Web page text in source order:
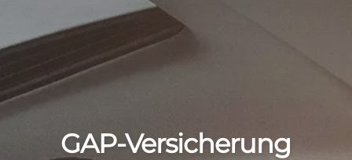
GAP-Versicherung